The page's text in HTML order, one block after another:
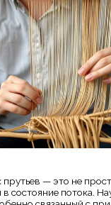
прутьев — это не
состояние потока.